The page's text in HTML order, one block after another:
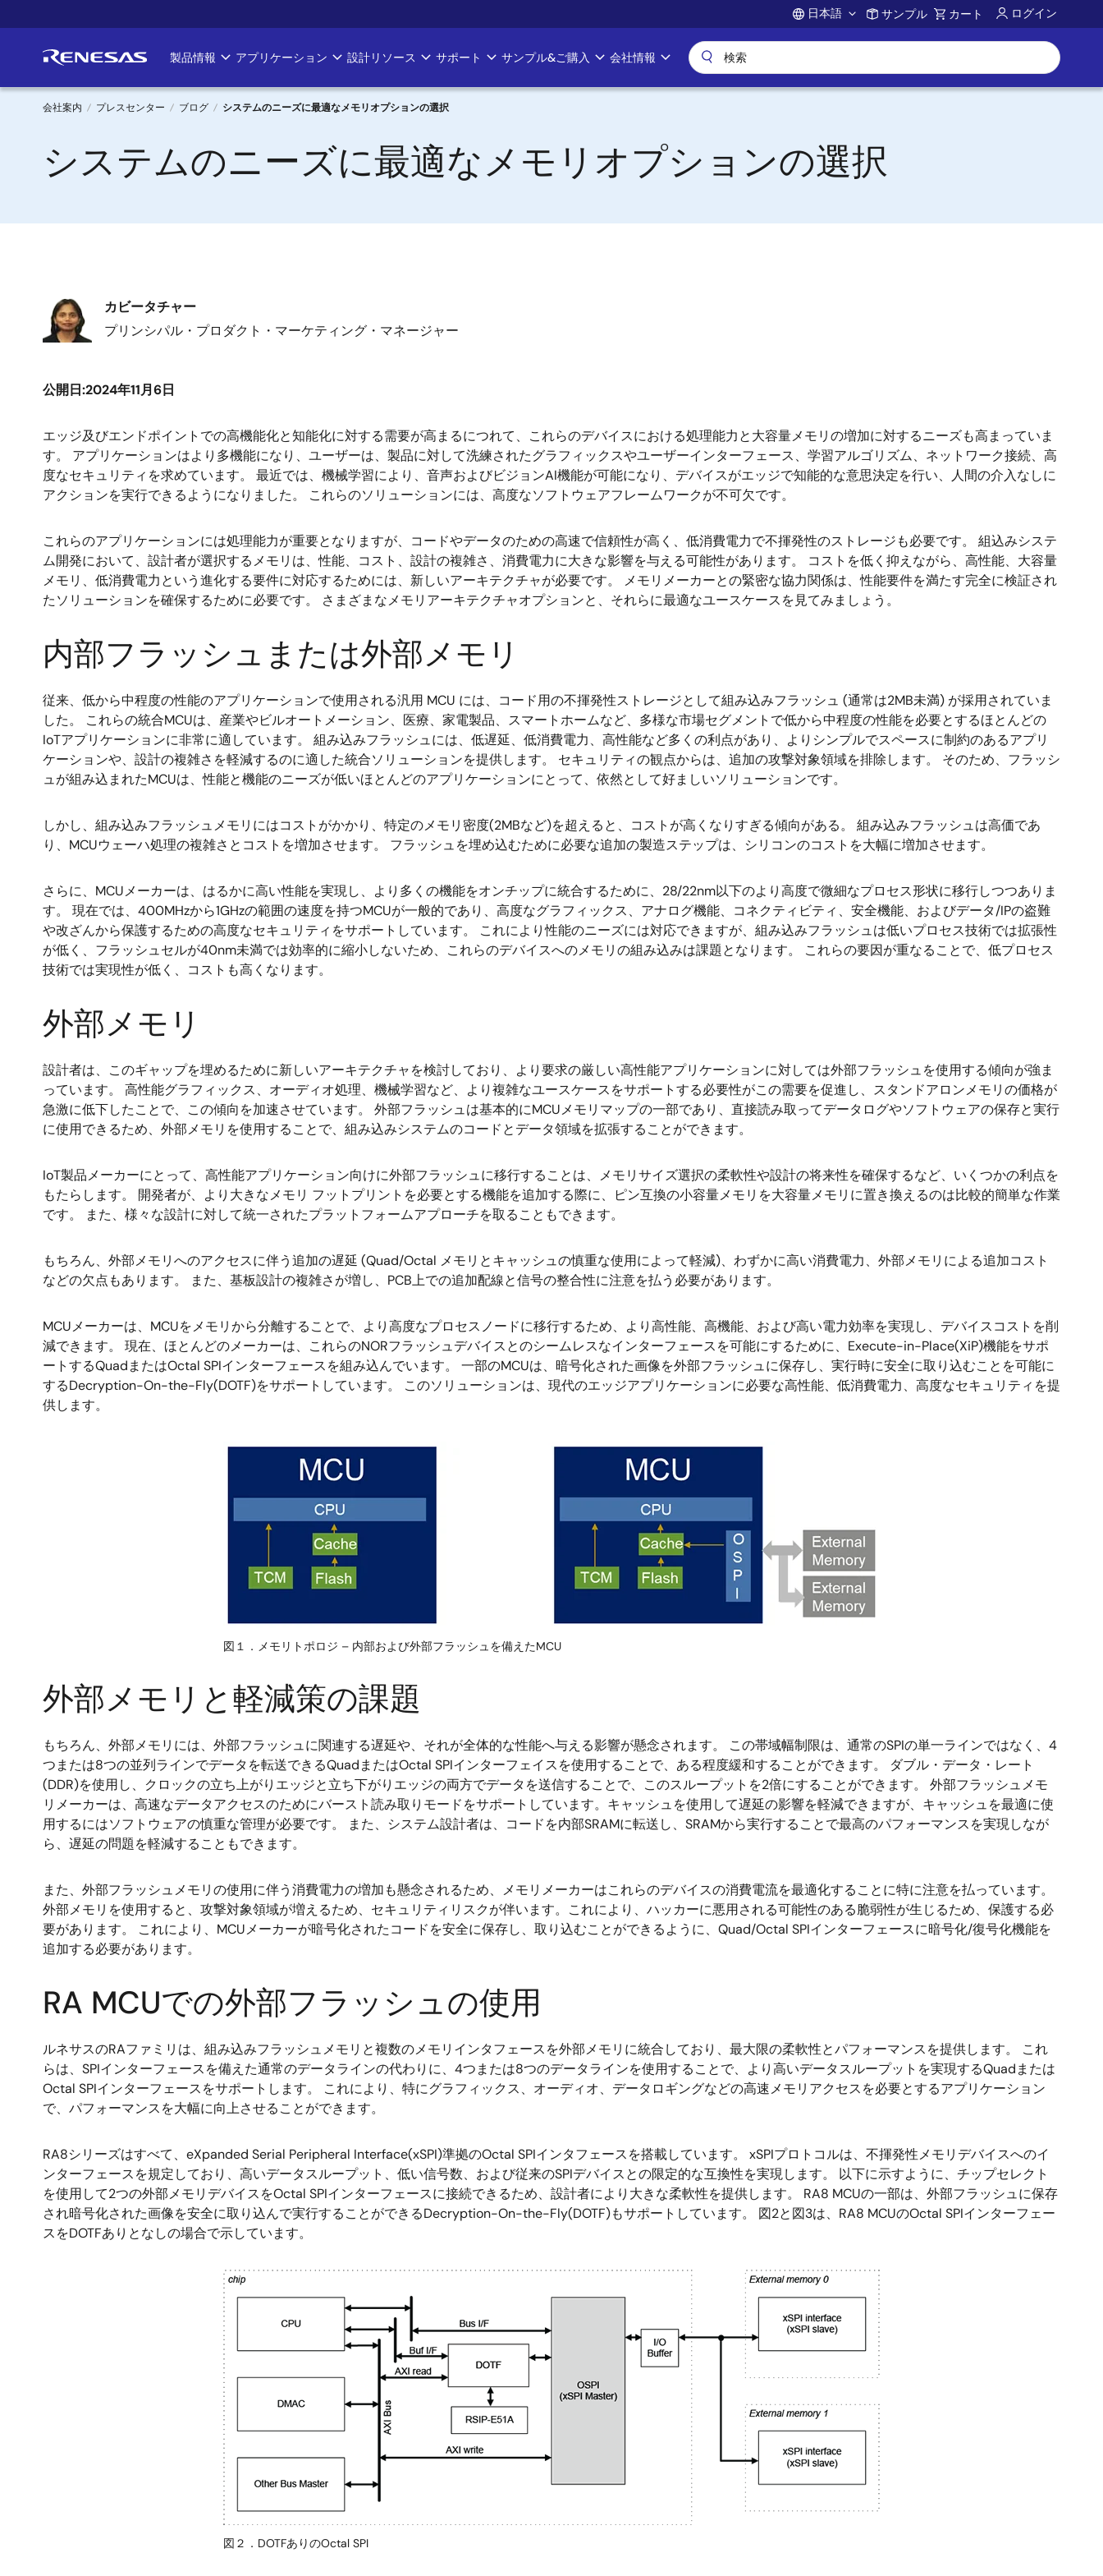
イ
ン
Account
日本語 サンプル カート ログイン
Main
navigation
製品情報 アプリケーション 設計リソース サポート サンプル&ご購入 会社情報
パ
ン
く
会社案内 プレスセンター ブログ システムのニーズに最適なメモリオプションの選択
システムのニーズに最適なメモリオプションの選択
画
像
カビータチャー
プリンシパル・プロダクト・マーケティング・マネージャー
公開日:2024年11月6日
エッジ及びエンドポイントでの高機能化と知能化に対する需要が高まるにつれて、これらのデバイスにおける処理能力と大容量メモリの増加に対するニーズも高まっていま
す。 アプリケーションはより多機能になり、ユーザーは、製品に対して洗練されたグラフィックスやユーザーインターフェース、学習アルゴリズム、ネットワーク接続、高
度なセキュリティを求めています。 最近では、機械学習により、音声およびビジョンAI機能が可能になり、デバイスがエッジで知能的な意思決定を行い、人間の介入なしに
アクションを実行できるようになりました。 これらのソリューションには、高度なソフトウェアフレームワークが不可欠です。
これらのアプリケーションには処理能力が重要となりますが、コードやデータのための高速で信頼性が高く、低消費電力で不揮発性のストレージも必要です。 組込みシステ
ム開発において、設計者が選択するメモリは、性能、コスト、設計の複雑さ、消費電力に大きな影響を与える可能性があります。 コストを低く抑えながら、高性能、大容量
メモリ、低消費電力という進化する要件に対応するためには、新しいアーキテクチャが必要です。 メモリメーカーとの緊密な協力関係は、性能要件を満たす完全に検証され
たソリューションを確保するために必要です。 さまざまなメモリアーキテクチャオプションと、それらに最適なユースケースを見てみましょう。
内部フラッシュまたは外部メモリ
従来、低から中程度の性能のアプリケーションで使用される汎用 MCU には、コード用の不揮発性ストレージとして組み込みフラッシュ (通常は2MB未満) が採用されていま
した。 これらの統合MCUは、産業やビルオートメーション、医療、家電製品、スマートホームなど、多様な市場セグメントで低から中程度の性能を必要とするほとんどの
IoTアプリケーションに非常に適しています。 組み込みフラッシュには、低遅延、低消費電力、高性能など多くの利点があり、よりシンプルでスペースに制約のあるアプリ
ケーションや、設計の複雑さを軽減するのに適した統合ソリューションを提供します。 セキュリティの観点からは、追加の攻撃対象領域を排除します。 そのため、フラッシ
ュが組み込まれたMCUは、性能と機能のニーズが低いほとんどのアプリケーションにとって、依然として好ましいソリューションです。
しかし、組み込みフラッシュメモリにはコストがかかり、特定のメモリ密度(2MBなど)を超えると、コストが高くなりすぎる傾向がある。 組み込みフラッシュは高価であ
り、MCUウェーハ処理の複雑さとコストを増加させます。 フラッシュを埋め込むために必要な追加の製造ステップは、シリコンのコストを大幅に増加させます。
さらに、MCUメーカーは、はるかに高い性能を実現し、より多くの機能をオンチップに統合するために、28/22nm以下のより高度で微細なプロセス形状に移行しつつありま
す。 現在では、400MHzから1GHzの範囲の速度を持つMCUが一般的であり、高度なグラフィックス、アナログ機能、コネクティビティ、安全機能、およびデータ/IPの盗難
や改ざんから保護するための高度なセキュリティをサポートしています。 これにより性能のニーズには対応できますが、組み込みフラッシュは低いプロセス技術では拡張性
が低く、フラッシュセルが40nm未満では効率的に縮小しないため、これらのデバイスへのメモリの組み込みは課題となります。 これらの要因が重なることで、低プロセス
技術では実現性が低く、コストも高くなります。
外部メモリ
設計者は、このギャップを埋めるために新しいアーキテクチャを検討しており、より要求の厳しい高性能アプリケーションに対しては外部フラッシュを使用する傾向が強ま
っています。 高性能グラフィックス、オーディオ処理、機械学習など、より複雑なユースケースをサポートする必要性がこの需要を促進し、スタンドアロンメモリの価格が
急激に低下したことで、この傾向を加速させています。 外部フラッシュは基本的にMCUメモリマップの一部であり、直接読み取ってデータログやソフトウェアの保存と実行
に使用できるため、外部メモリを使用することで、組み込みシステムのコードとデータ領域を拡張することができます。
IoT製品メーカーにとって、高性能アプリケーション向けに外部フラッシュに移行することは、メモリサイズ選択の柔軟性や設計の将来性を確保するなど、いくつかの利点を
もたらします。 開発者が、より大きなメモリ フットプリントを必要とする機能を追加する際に、ピン互換の小容量メモリを大容量メモリに置き換えるのは比較的簡単な作業
です。 また、様々な設計に対して統一されたプラットフォームアプローチを取ることもできます。
もちろん、外部メモリへのアクセスに伴う追加の遅延 (Quad/Octal メモリとキャッシュの慎重な使用によって軽減)、わずかに高い消費電力、外部メモリによる追加コスト
などの欠点もあります。 また、基板設計の複雑さが増し、PCB上での追加配線と信号の整合性に注意を払う必要があります。
MCUメーカーは、MCUをメモリから分離することで、より高度なプロセスノードに移行するため、より高性能、高機能、および高い電力効率を実現し、デバイスコストを削
減できます。 現在、ほとんどのメーカーは、これらのNORフラッシュデバイスとのシームレスなインターフェースを可能にするために、Execute-in-Place(XiP)機能をサポ
ートするQuadまたはOctal SPIインターフェースを組み込んでいます。 一部のMCUは、暗号化された画像を外部フラッシュに保存し、実行時に安全に取り込むことを可能に
するDecryption-On-the-Fly(DOTF)をサポートしています。 このソリューションは、現代のエッジアプリケーションに必要な高性能、低消費電力、高度なセキュリティを提
供します。
画
図１．メモリトポロジ – 内部および外部フラッシュを備えたMCU
外部メモリと軽減策の課題
もちろん、外部メモリには、外部フラッシュに関連する遅延や、それが全体的な性能へ与える影響が懸念されます。 この帯域幅制限は、通常のSPIの単一ラインではなく、4
つまたは8つの並列ラインでデータを転送できるQuadまたはOctal SPIインターフェイスを使用することで、ある程度緩和することができます。 ダブル・データ・レート
(DDR)を使用し、クロックの立ち上がりエッジと立ち下がりエッジの両方でデータを送信することで、このスループットを2倍にすることができます。 外部フラッシュメモ
リメーカーは、高速なデータアクセスのためにバースト読み取りモードをサポートしています。キャッシュを使用して遅延の影響を軽減できますが、キャッシュを最適に使
用するにはソフトウェアの慎重な管理が必要です。 また、システム設計者は、コードを内部SRAMに転送し、SRAMから実行することで最高のパフォーマンスを実現しなが
ら、遅延の問題を軽減することもできます。
また、外部フラッシュメモリの使用に伴う消費電力の増加も懸念されるため、メモリメーカーはこれらのデバイスの消費電流を最適化することに特に注意を払っています。
外部メモリを使用すると、攻撃対象領域が増えるため、セキュリティリスクが伴います。これにより、ハッカーに悪用される可能性のある脆弱性が生じるため、保護する必
要があります。 これにより、MCUメーカーが暗号化されたコードを安全に保存し、取り込むことができるように、Quad/Octal SPIインターフェースに暗号化/復号化機能を
追加する必要があります。
RA MCUでの外部フラッシュの使用
ルネサスのRAファミリは、組み込みフラッシュメモリと複数のメモリインタフェースを外部メモリに統合しており、最大限の柔軟性とパフォーマンスを提供します。 これ
らは、SPIインターフェースを備えた通常のデータラインの代わりに、4つまたは8つのデータラインを使用することで、より高いデータスループットを実現するQuadまたは
Octal SPIインターフェースをサポートします。 これにより、特にグラフィックス、オーディオ、データロギングなどの高速メモリアクセスを必要とするアプリケーション
で、パフォーマンスを大幅に向上させることができます。
RA8シリーズはすべて、eXpanded Serial Peripheral Interface(xSPI)準拠のOctal SPIインタフェースを搭載しています。 xSPIプロトコルは、不揮発性メモリデバイスへのイ
ンターフェースを規定しており、高いデータスループット、低い信号数、および従来のSPIデバイスとの限定的な互換性を実現します。 以下に示すように、チップセレクト
を使用して2つの外部メモリデバイスをOctal SPIインターフェースに接続できるため、設計者により大きな柔軟性を提供します。 RA8 MCUの一部は、外部フラッシュに保存
され暗号化された画像を安全に取り込んで実行することができるDecryption-On-the-Fly(DOTF)もサポートしています。 図2と図3は、RA8 MCUのOctal SPIインターフェー
スをDOTFありとなしの場合で示しています。
画
像
図２．DOTFありのOctal SPI